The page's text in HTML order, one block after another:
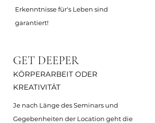
Erkenntnisse für's Leben sind
garantiert!
GET DEEPER
KÖRPERARBEIT ODER
KREATIVITÄT
Je nach Länge des Seminars und
Gegebenheiten der Location geht die